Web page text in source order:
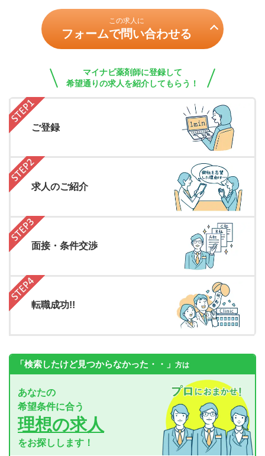
この求人に
フォームで問い合わせる
マイナビ薬剤師に登録して
希望通りの求人を紹介してもらう！
ご登録
求人のご紹介
面接・条件交渉
転職成功!!
「検索したけど見つからなかった・・」 方は
あなたの
希望条件に合う
理想の求人
をお探しします！